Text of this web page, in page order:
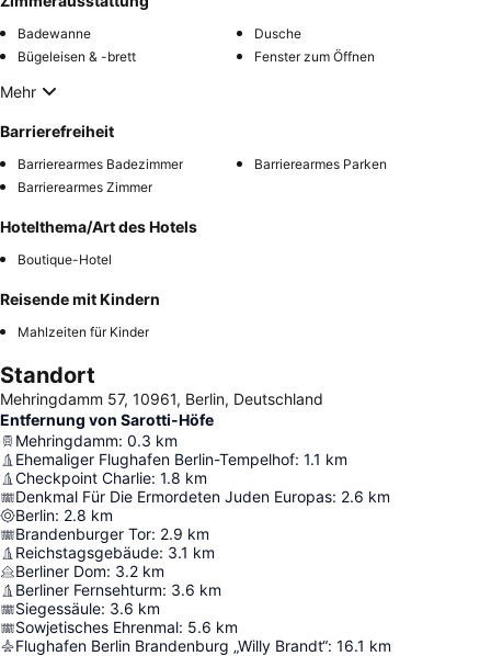
Badewanne
Dusche
Bügeleisen & -brett
Fenster zum Öffnen
Mehr
Barrierefreiheit
Barrierearmes Badezimmer
Barrierearmes Parken
Barrierearmes Zimmer
Hotelthema/Art des Hotels
Boutique-Hotel
Reisende mit Kindern
Mahlzeiten für Kinder
Standort
Mehringdamm 57, 10961, Berlin, Deutschland
Entfernung von Sarotti-Höfe
Mehringdamm: 0.3 km
Ehemaliger Flughafen Berlin-Tempelhof: 1.1 km
Checkpoint Charlie: 1.8 km
Denkmal Für Die Ermordeten Juden Europas: 2.6 km
Berlin: 2.8 km
Brandenburger Tor: 2.9 km
Reichstagsgebäude: 3.1 km
Berliner Dom: 3.2 km
Berliner Fernsehturm: 3.6 km
Siegessäule: 3.6 km
Sowjetisches Ehrenmal: 5.6 km
Flughafen Berlin Brandenburg „Willy Brandt“: 16.1 km